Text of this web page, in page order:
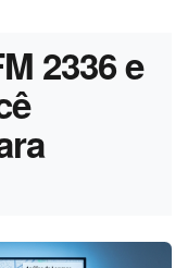
2336 e